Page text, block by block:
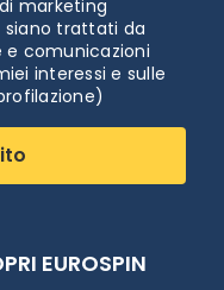
marketing
siano trattati da
e comunicazioni
interessi e sulle
EUROSPIN